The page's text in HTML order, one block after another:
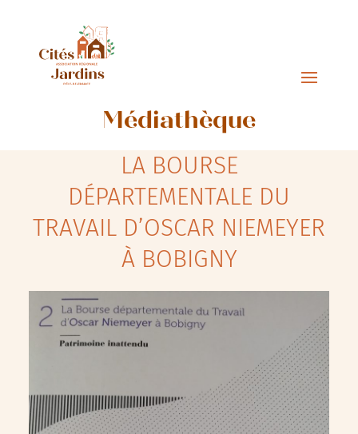
Médiathèque
LA BOURSE
DÉPARTEMENTALE DU
TRAVAIL D’OSCAR NIEMEYER
À BOBIGNY